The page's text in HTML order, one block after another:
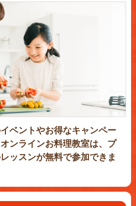
ベントやお得なキャンペー
ンラインお料理教室は、プ
ッスンが無料で参加できま